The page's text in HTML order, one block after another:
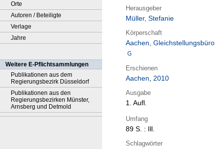
Orte
Autoren / Beteiligte
Verlage
Jahre
Weitere E-Pflichtsammlungen
Publikationen aus dem
Regierungsbezirk Düsseldorf
Publikationen aus den
Regierungsbezirken Münster,
Arnsberg und Detmold
Herausgeber
Müller, Stefanie
Körperschaft
Aachen, Gleichstellungsbüro
Erschienen
Aachen, 2010
Ausgabe
1. Aufl.
Umfang
89 S. : Ill.
Schlagwörter